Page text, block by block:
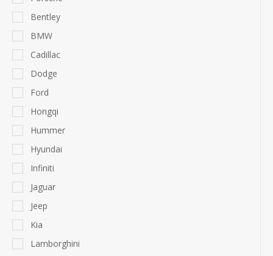
Bentley
BMW
Cadillac
Dodge
Ford
Hongqi
Hummer
Hyundai
Infiniti
Jaguar
Jeep
Kia
Lamborghini